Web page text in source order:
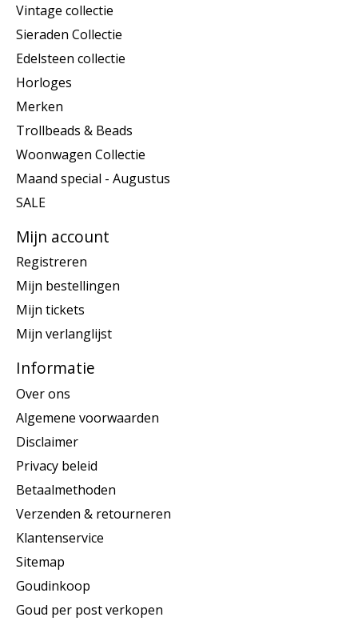
Vintage collectie
Sieraden Collectie
Edelsteen collectie
Horloges
Merken
Trollbeads & Beads
Woonwagen Collectie
Maand special - Augustus
SALE
Mijn account
Registreren
Mijn bestellingen
Mijn tickets
Mijn verlanglijst
Informatie
Over ons
Algemene voorwaarden
Disclaimer
Privacy beleid
Betaalmethoden
Verzenden & retourneren
Klantenservice
Sitemap
Goudinkoop
Goud per post verkopen